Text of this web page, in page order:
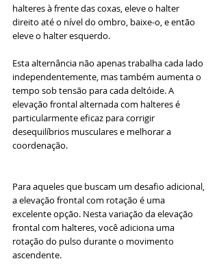
halteres à frente das coxas, eleve o halter
direito até o nível do ombro, baixe-o, e então
eleve o halter esquerdo.
Esta alternância não apenas trabalha cada lado
independentemente, mas também aumenta o
tempo sob tensão para cada deltóide. A
elevação frontal alternada com halteres é
particularmente eficaz para corrigir
desequilíbrios musculares e melhorar a
coordenação.
Para aqueles que buscam um desafio adicional,
a elevação frontal com rotação é uma
excelente opção. Nesta variação da elevação
frontal com halteres, você adiciona uma
rotação do pulso durante o movimento
ascendente.